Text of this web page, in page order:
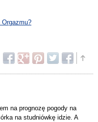
na prognozę pogody na
na studniówkę idzie. A